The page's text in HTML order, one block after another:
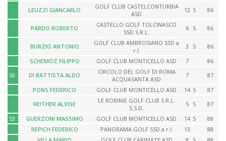
LEUZZI GIANCARLO
GOLF CLUB CASTELCONTURBIA
ASD
12 S 86
PARDO ROBERTO
CASTELLO GOLF TOLCINASCO
SSD S.R.L.
6 S 86
BURZIO ANTONIO
GOLF CLUB AMBROSIANO SSD a
r.l.
3 S
86
SCHEMOZ FILIPPO
GOLF CLUB MONTICELLO ASD 7
86
50.
DI BATTISTA ALDO
CIRCOLO DEL GOLF DI ROMA
ACQUASANTA ASD
7
87
PONS FEDERICO
GOLF CLUB MONTICELLO ASD 14 S
87
REITHER ALVISE
LE ROBINIE GOLF CLUB S.R.L.
S.S.D.
5 S
87
53.
GUERZONI MASSIMO GOLF CLUB MONTICELLO ASD 14 S
88
REPICH FEDERICO
PANORAMA GOLF SSD a r.l. 13
88